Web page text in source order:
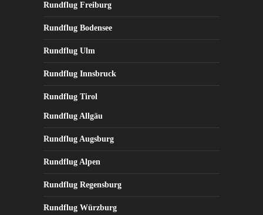
Rundflug Freiburg
Rundflug Bodensee
Rundflug Ulm
Rundflug Innsbruck
Rundflug Tirol
Rundflug Allgäu
Rundflug Augsburg
Rundflug Alpen
Rundflug Regensburg
Rundflug Würzburg